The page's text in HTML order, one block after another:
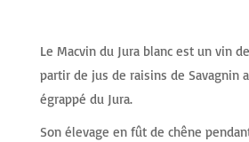
Le Macvin du Jura blanc est un vin
partir de jus de raisins de Savagnin
égrappé du Jura.
Son élevage en fût de chêne